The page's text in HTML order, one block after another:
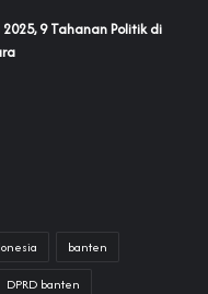
9 Tahanan Politik di
banten
DPRD banten